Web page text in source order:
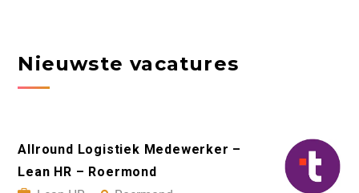
Nieuwste vacatures
Allround Logistiek Medewerker –
Lean HR – Roermond